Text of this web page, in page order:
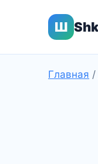
Ш
Главная /